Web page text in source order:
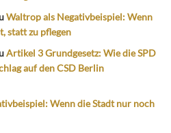
Waltrop als Negativbeispiel: Wenn
statt zu pflegen
Artikel 3 Grundgesetz: Wie die SPD
auf den CSD Berlin
Wenn die Stadt nur noch